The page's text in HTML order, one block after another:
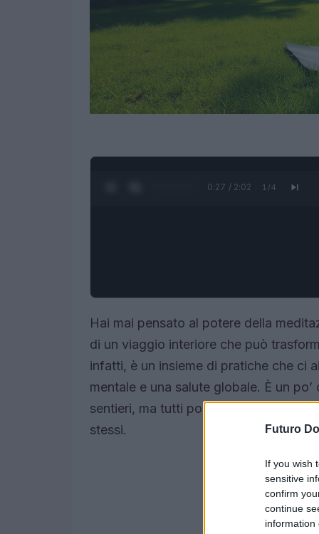
Futuro
If you wish
sensitive
confirm
continue
information
0:28 / 2:02 1 /4
Hai mai pensato al potere della
di un viaggio interiore che può
infatti, è un insieme di pratiche che ci
mentale e una salute globale. È un
sentieri, ma tutti portano alla stessa
stessi.